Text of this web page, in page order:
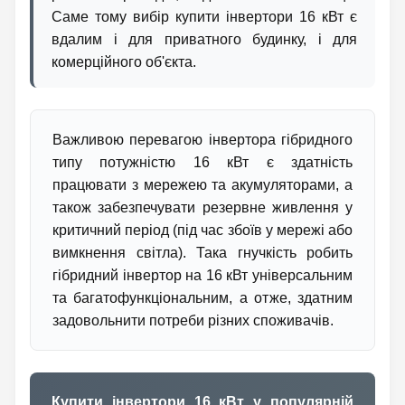
Саме тому вибір купити інвертори 16 кВт є
вдалим і для приватного будинку, і для
комерційного об'єкта.
Важливою перевагою інвертора гібридного
типу потужністю 16 кВт є здатність
працювати з мережею та акумуляторами, а
також забезпечувати резервне живлення у
критичний період (під час збоїв у мережі або
вимкнення світла). Така гнучкість робить
гібридний інвертор на 16 кВт універсальним
та багатофункціональним, а отже, здатним
задовольнити потреби різних споживачів.